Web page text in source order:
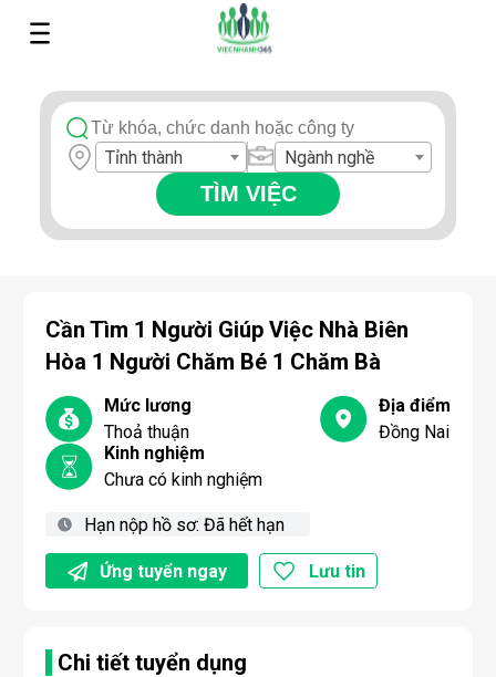
Tỉnh thành Ngành nghề
TÌM VIỆC
Cần Tìm 1 Người Giúp Việc Nhà Biên
Hòa 1 Người Chăm Bé 1 Chăm Bà
Mức lương
Thoả thuận
Địa điểm
Đồng Nai
Kinh nghiệm
Chưa có kinh nghiệm
Hạn nộp hồ sơ:Đã hết hạn
Ứng tuyển ngay Lưu tin
Chi tiết tuyển dụng